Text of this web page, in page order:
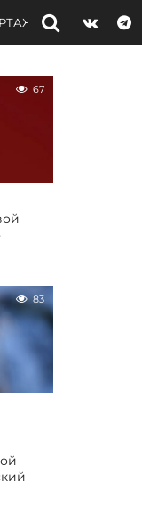
ИНТЕРВЬЮ
67
83